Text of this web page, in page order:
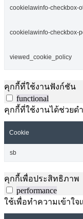
cookielawinfo-checkbox-
cookielawinfo-checkbox-
viewed_cookie_policy
คุกกี้ที่ใช้งานฟังก์ชัน
functional
คุกกี้ที่ใช้งานได้ช่วยด
Cookie
sb
คุกกี้เพื่อประสิทธิภาพ
performance
ใช้เพื่อทำความเข้าใ